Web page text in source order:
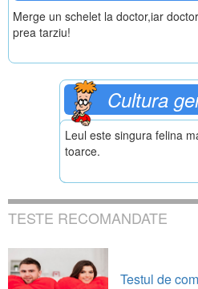
Merge un schelet la doctor,iar
prea tarziu!
Cultura
Leul este singura felina
toarce.
TESTE RECOMANDATE
Testul de